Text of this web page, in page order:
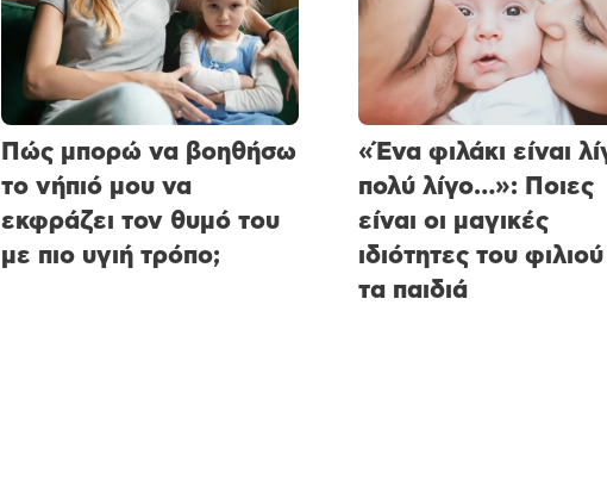
Πώς μπορώ να βοηθήσω
το νήπιό μου να
εκφράζει τον θυμό του
με πιο υγιή τρόπο;
«Ένα φιλάκι είναι
πολύ λίγο…»: Ποιες
είναι οι μαγικές
ιδιότητες του
τα παιδιά